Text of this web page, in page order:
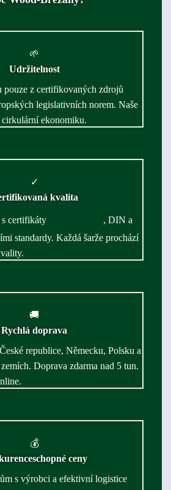
🌱
Udržitelnost
pouze z certifikovaných zdrojů
legislativních norem. Naše
ekonomiku.
✓
kvalita
certifikáty
, DIN a
standardy. Každá šarže prochází
🚚
Rychlá doprava
republice, Německu, Polsku a
Doprava zdarma nad 5 tun.
💰
ceny
s výrobci a efektivní logistice